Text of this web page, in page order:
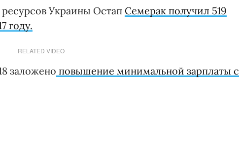
Украины Остап Семерак получил 519
году.
RELATED VIDEO
заложено повышение минимальной зарплаты с